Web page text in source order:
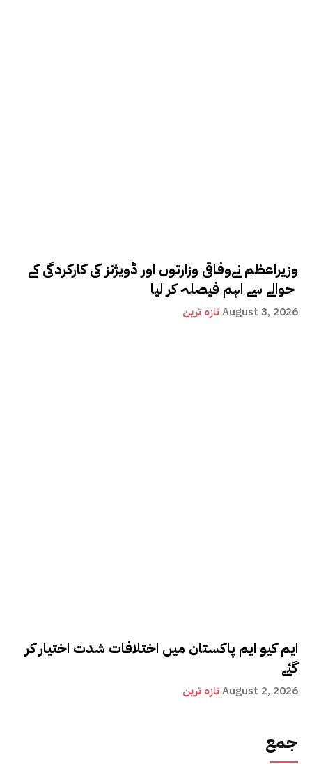
وزیراعظم نےوفاقی وزارتوں اور ڈویژنز کی کارکردگی کے
تازہ ترینAugust 3, 2026
ایم کیو ایم پاکستان میں اختلافات شدت اختیار کر
گئے
تازہ ترینAugust 2, 2026
جمع